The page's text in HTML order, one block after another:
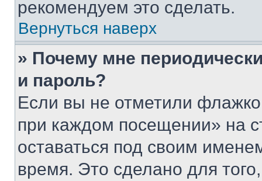
рекомендуем это сделать.
Вернуться наверх
» Почему мне
и пароль?
Если вы не отметили
при каждом посещении» на
оставаться под своим
время. Это сделано для